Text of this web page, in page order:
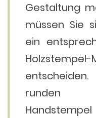
Gestaltung
müssen Sie
ein
Holzstempel-
runden